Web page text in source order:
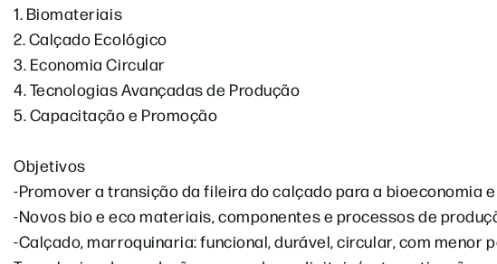
1. Biomateriais
2. Calçado Ecológico
3. Economia Circular
4. Tecnologias Avançadas de Produção
5. Capacitação e Promoção
Objetivos
-Promover a transição da fileira do calçado para a bioeconomia
-Novos bio e eco materiais, componentes e processos de
-Calçado, marroquinaria: funcional, durável, circular, com menor